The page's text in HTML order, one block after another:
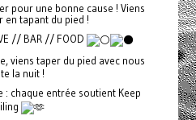
pour une bonne cause ! Viens
en tapant du pied !
// BAR // FOOD
viens taper du pied avec nous
la nuit !
: chaque entrée soutient Keep